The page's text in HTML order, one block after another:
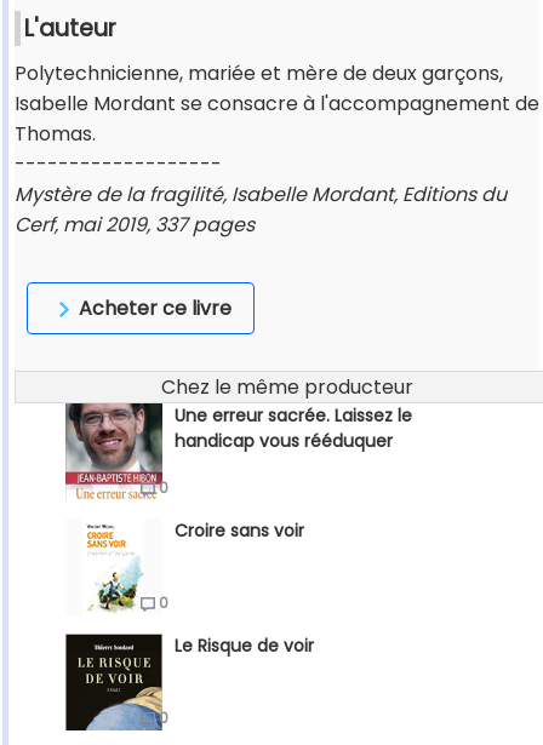
L'auteur
Polytechnicienne, mariée et mère de deux garçons,
Isabelle Mordant se consacre à l'accompagnement de
Thomas.
-------------------
Mystère de la fragilité, Isabelle Mordant, Editions du
Cerf, mai 2019, 337 pages
Acheter ce livre
Chez le même producteur
Une erreur sacrée. Laissez le
handicap vous rééduquer
0
Croire sans voir
0
Le Risque de voir
0